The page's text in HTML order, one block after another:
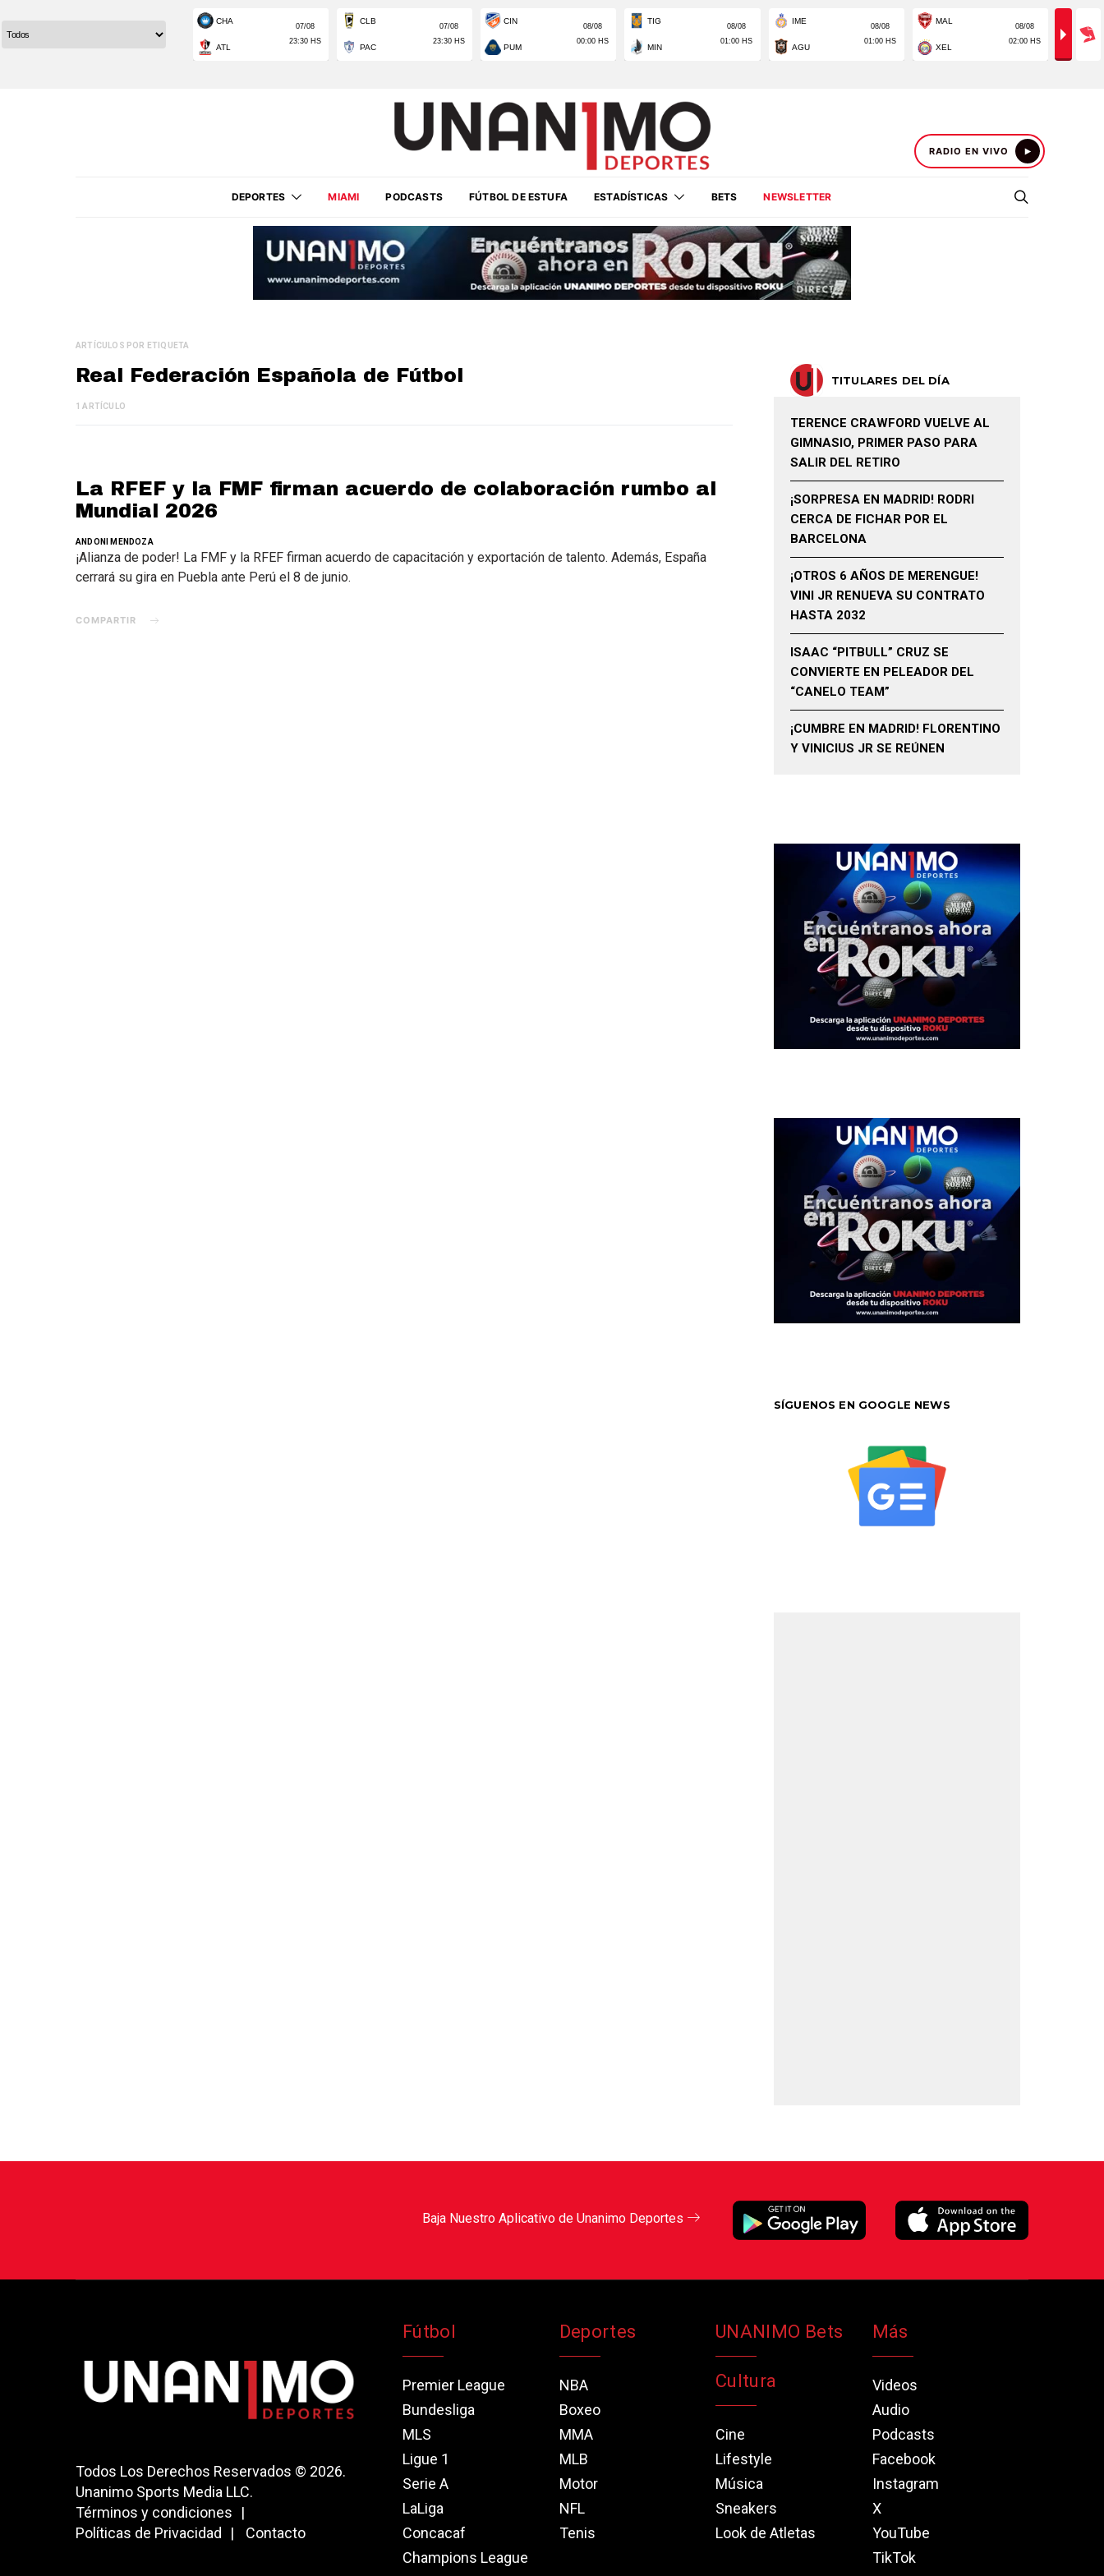
RADIO EN VIVO
DEPORTES MIAMI PODCASTS FÚTBOL DE ESTUFA ESTADÍSTICAS BETS NEWSLETTER
ARTÍCULOS POR ETIQUETA
Real Federación Española de Fútbol
1 ARTÍCULO
La RFEF y la FMF firman acuerdo de colaboración rumbo al
Mundial 2026
ANDONI MENDOZA
¡Alianza de poder! La FMF y la RFEF firman acuerdo de capacitación y exportación de talento. Además, España
cerrará su gira en Puebla ante Perú el 8 de junio.
COMPARTIR
TITULARES DEL DÍA
TERENCE CRAWFORD VUELVE AL
GIMNASIO, PRIMER PASO PARA
SALIR DEL RETIRO
¡SORPRESA EN MADRID! RODRI
CERCA DE FICHAR POR EL
BARCELONA
¡OTROS 6 AÑOS DE MERENGUE!
VINI JR RENUEVA SU CONTRATO
HASTA 2032
ISAAC “PITBULL” CRUZ SE
CONVIERTE EN PELEADOR DEL
“CANELO TEAM”
¡CUMBRE EN MADRID! FLORENTINO
Y VINICIUS JR SE REÚNEN
SÍGUENOS EN GOOGLE NEWS
Baja Nuestro Aplicativo de Unanimo Deportes
Todos Los Derechos Reservados © 2026.
Unanimo Sports Media LLC.
Términos y condiciones
Políticas de Privacidad
Contacto
Fútbol
Premier League
Bundesliga
MLS
Ligue 1
Serie A
LaLiga
Concacaf
Champions League
Deportes
NBA
Boxeo
MMA
MLB
Motor
NFL
Tenis
UNANIMO Bets
Cultura
Cine
Lifestyle
Música
Sneakers
Look de Atletas
Más
Videos
Audio
Podcasts
Facebook
Instagram
X
YouTube
TikTok